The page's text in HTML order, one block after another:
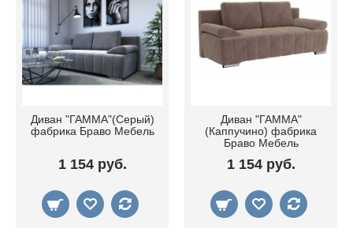
Диван "ГАММА"(Серый)
фабрика Браво Мебель
1 154 руб.
Диван "ГАММА"
(Каппучино) фабрика
Браво Мебель
1 154 руб.